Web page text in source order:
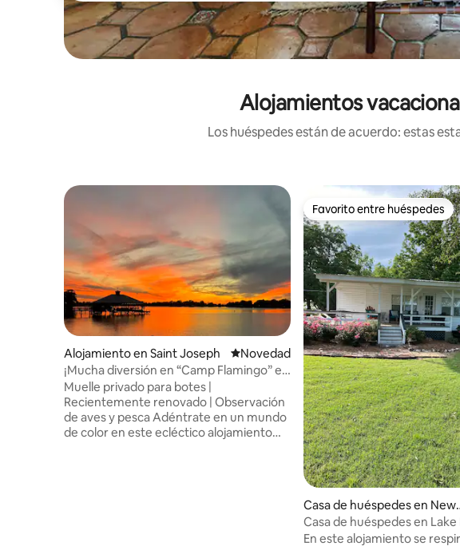
Alojamientos
Los huéspedes están de acuerdo: estas
Alojamiento en Saint Joseph Lugar para hospedarse
Novedad
¡Mucha diversión en “Camp Flamingo” en
el lago Bruin!
Muelle privado para botes |
Recientemente renovado | Observación
de aves y pesca Adéntrate en un mundo
de color en este ecléctico alojamiento
Favorito entre huéspedes
Favorito entre huéspedes
Casa de huéspedes en
ton
Casa de huéspedes en Lake
En este alojamiento se